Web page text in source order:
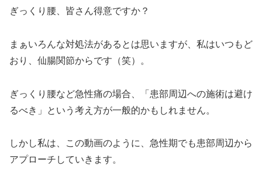
ぎっくり腰、皆さん得意ですか？
まぁいろんな対処法があるとは思いますが、私はいつもど
おり、仙腸関節からです（笑）。
ぎっくり腰など急性痛の場合、「患部周辺への施術は避け
るべき」という考え方が一般的かもしれません。
しかし私は、この動画のように、急性期でも患部周辺から
アプローチしていきます。